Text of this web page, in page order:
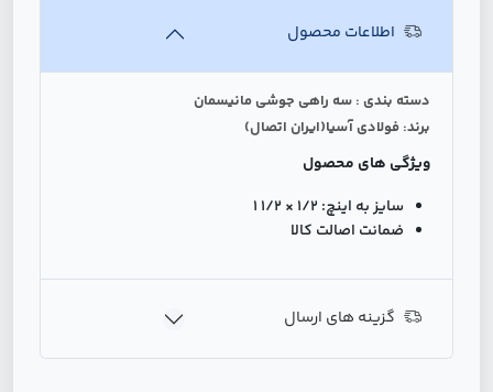
اطلاعات محصول
دسته بندی : سه راهی جوشی مانیسمان
برند: فولادی آسیا(ایران اتصال)
ویژگی های محصول
سایز به اینچ: 1/2 × 1/2 1
ضمانت اصالت کالا
گزینه های ارسال